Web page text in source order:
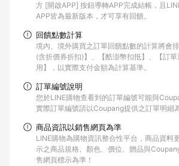
方 [開啟APP] 按鈕導轉APP完成結帳，且
APP皆為最新版本，才可享有回饋。
回饋點數計算
境內、境外購買之訂單回饋點數的計算將會
(含折價券折扣)】、【酷澎幣扣抵】、【訂
用】，以實際支付金額為計算基準。
訂單編號說明
您於LINE購物查看到的訂單編號可能與
實際訂單編號請以Coupang提供之訂單明細為
商品資訊以銷售網頁為準
LINE購物為購物資訊整合性平台，商品資料
示之商品規格、顏色、價位、贈品與
售網頁標示為準！